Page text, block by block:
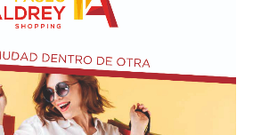
de la joven. Las autoridades
de las cámaras de seguridad y
personas que tuvieron algún
del terrible desenlace.